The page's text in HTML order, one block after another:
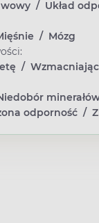
/ Układ
/ Mózg
/
odporność /